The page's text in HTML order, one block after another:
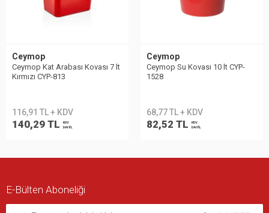
Ceymop
Ceymop Kat Arabası Kovası 7 lt
Kırmızı CYP-813
116,91 TL + KDV
140,29 TL
KDV
DAHİL
Ceymop
Ceymop Su Kovası 10 lt CYP-
1528
68,77 TL + KDV
82,52 TL
KDV
DAHİL
E-Bülten Aboneliği